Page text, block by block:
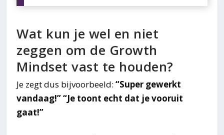
Wat kun je wel en niet
zeggen om de Growth
Mindset vast te houden?
Je zegt dus bijvoorbeeld:“Super gewerkt
vandaag!” “Je toont echt dat je vooruit
gaat!”